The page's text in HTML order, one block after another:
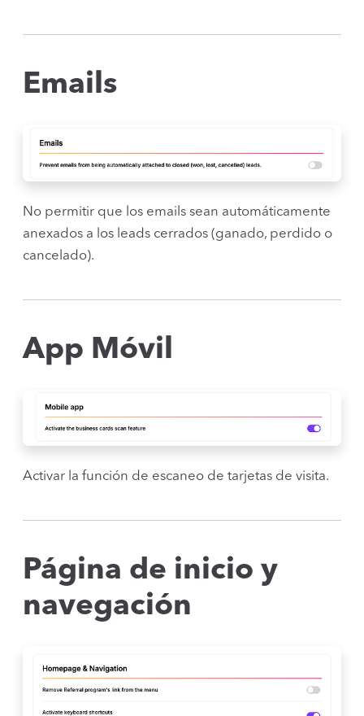
Emails
No permitir que los emails sean automáticamente
anexados a los leads cerrados (ganado, perdido o
cancelado).
App Móvil
Activar la función de escaneo de tarjetas de visita.
Página de inicio y
navegación